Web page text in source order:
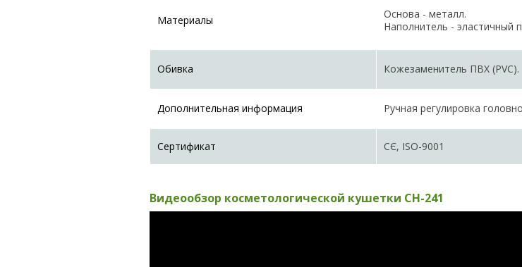
Материалы
Основа - металл.
Наполнитель - эластичный
Обивка Кожезаменитель ПВХ (PVC).
Дополнительная информация Ручная регулировка
Сертификат СЄ, ISO-9001
Видеообзор косметологической кушетки CH-241